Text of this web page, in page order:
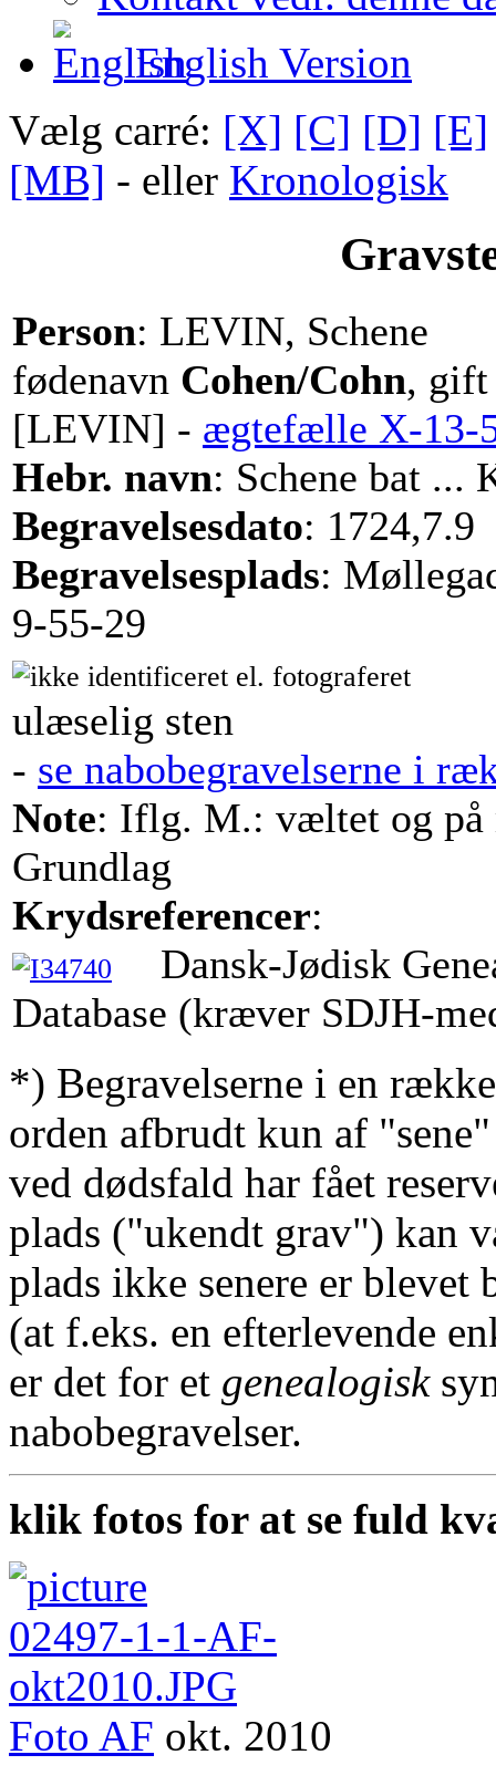
English Version
Vælg carré: [X] [C] [D] [E]
[MB] - eller Kronologisk
Person: LEVIN, Schene
fødenavn Cohen/Cohn, gift
[LEVIN] - ægtefælle X-13-
Hebr. navn: Schene bat ...
Begravelsesdato: 1724,7.9
Begravelsesplads:
9-55-29
ulæselig sten
- se nabobegravelserne i
Note: Iflg. M.: væltet og på
Grundlag
Krydsreferencer:
Dansk-Jødisk
Database (kræver SDJH-
*) Begravelserne i en
orden afbrudt kun af
ved dødsfald har fået
plads ("ukendt grav") kan
plads ikke senere er
(at f.eks. en efterlevende
er det for et genealogisk
nabobegravelser.
klik fotos for at se fuld
Foto AF okt. 2010